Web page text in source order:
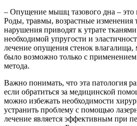
– Oпyщeниe мышц тазового днa – это
Роды, травмы, возрастные изменения
нарушения приводят к утрате тканями
необходимой упругости и
лечение опущения стенок
было возможно только с применением
метода.
Важно понимать, что эта патология
если обратиться за медицинской
можно избежать необходимости
устранить проблему с помощью
лечение является эффективным при